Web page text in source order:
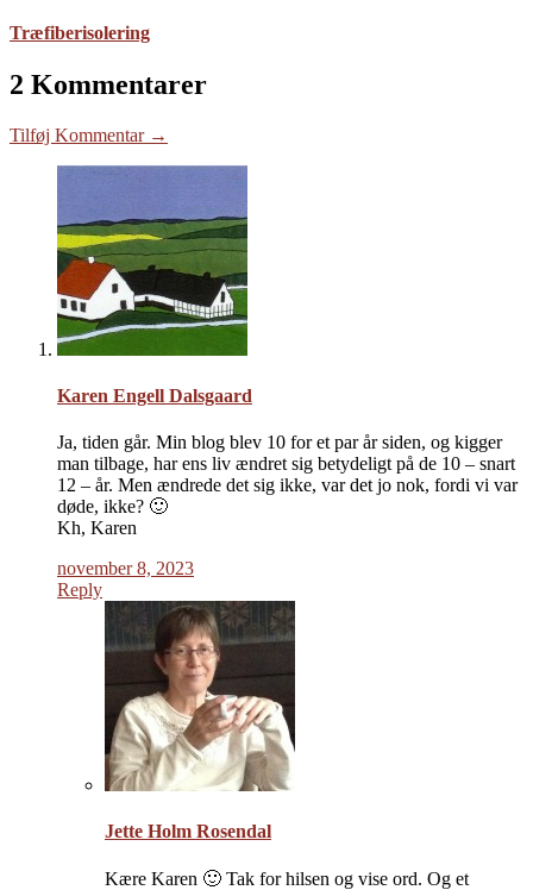
Træfiberisolering
2 Kommentarer
Tilføj Kommentar →
Karen Engell Dalsgaard
Ja, tiden går. Min blog blev 10 for et par år siden, og kigger
man tilbage, har ens liv ændret sig betydeligt på de 10 – snart
12 – år. Men ændrede det sig ikke, var det jo nok, fordi vi var
døde, ikke? 🙂
Kh, Karen
november 8, 2023
Reply
Jette Holm Rosendal
Kære Karen 🙂 Tak for hilsen og vise ord. Og et